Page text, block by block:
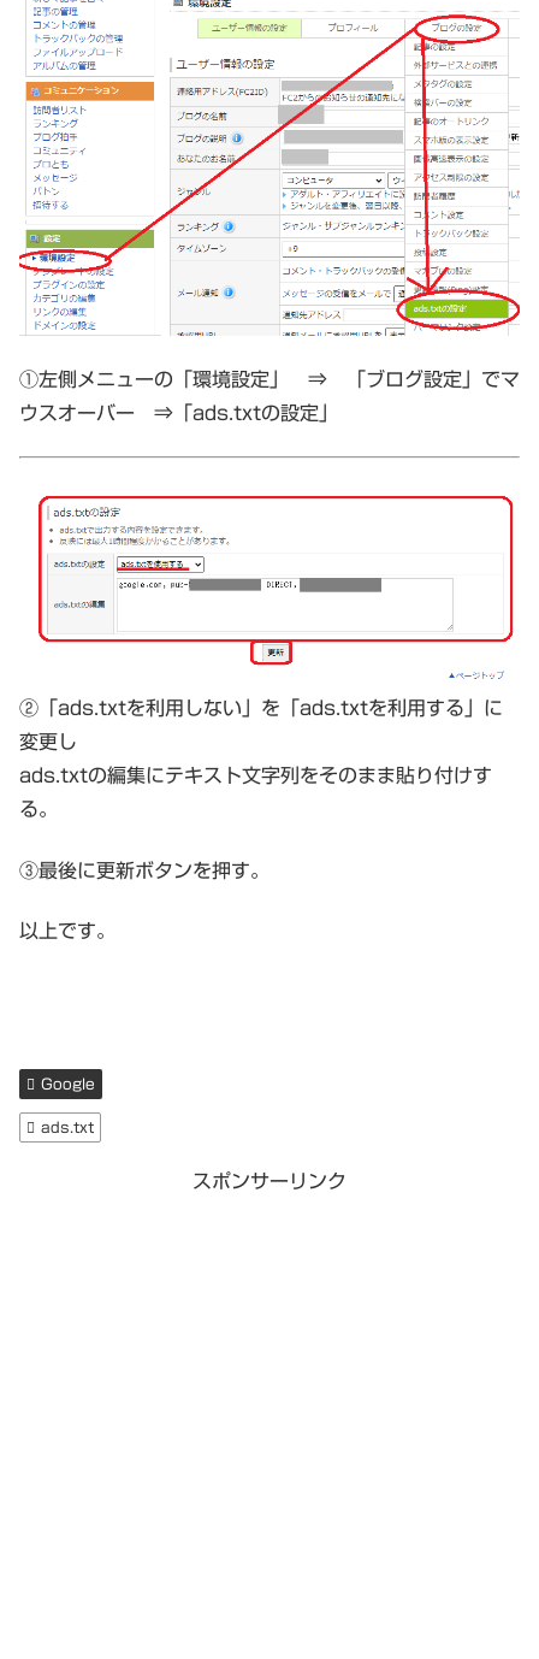
①左側メニューの「環境設定」 ⇒ 「ブログ設定」でマ
ウスオーバー ⇒「ads.txtの設定」
②「ads.txtを利用しない」を「ads.txtを利用する」に
変更し
ads.txtの編集にテキスト文字列をそのまま貼り付けす
る。
③最後に更新ボタンを押す。
以上です。
Google
ads.txt
スポンサーリンク